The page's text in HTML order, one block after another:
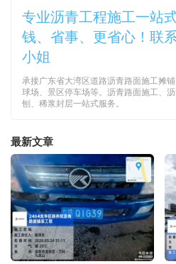
专业沥青工程施工一站
钱、省事、更省心！联
小姐
承接广东省大湾区道路沥青路面施工摊
球场、景区停车场等。沥青路面施工、
刨、稀浆封层一站式服务。
最新文章